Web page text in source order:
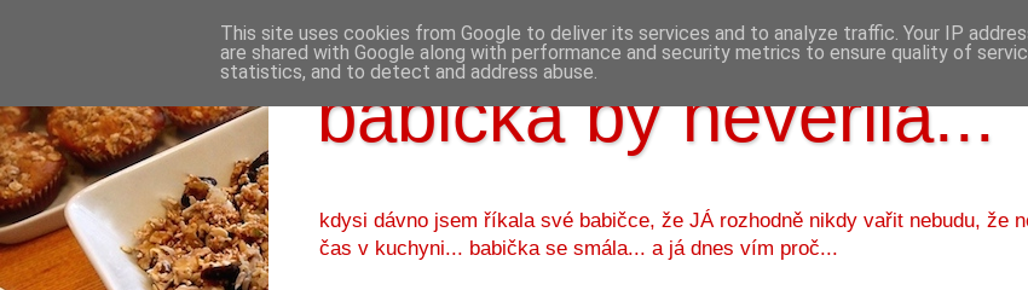
babička by nevěřila...
kdysi dávno jsem říkala své babičce, že JÁ rozhodně nikdy vařit nebudu, že
čas v kuchyni... babička se smála... a já dnes vím proč...
This site uses cookies from Google to deliver its services and to analyze traffic. Your IP
are shared with Google along with performance and security metrics to ensure quality of
statistics, and to detect and address abuse.